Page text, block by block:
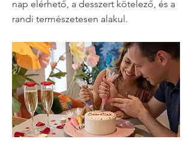
nap elérhető, a desszert kötelező, és a
randi természetesen alakul.